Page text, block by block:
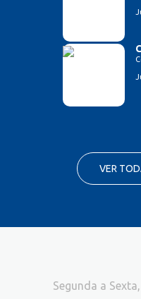
VER
Segunda a